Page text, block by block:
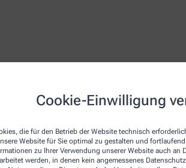
Cookie-Einwilligung
die für den Betrieb der Website technisch
Website für Sie optimal zu gestalten und
zu Ihrer Verwendung unserer Website auch an
werden, in denen kein angemessenes
Inspektor! Einfach kostenlos
und schau genau hin. Jede Ausgabe